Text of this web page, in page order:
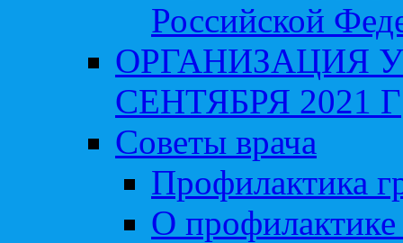
Российской
ОРГАНИЗАЦИЯ
СЕНТЯБРЯ 2021 Г
Советы врача
Профилактика
О профилактике